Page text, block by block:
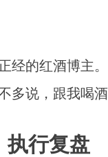
经的红酒博主。
多说，跟我喝
执行复盘